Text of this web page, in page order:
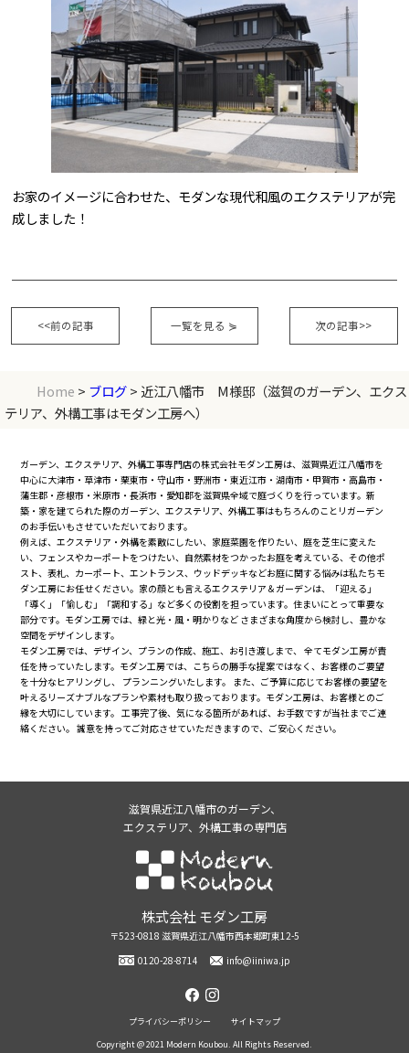
お家のイメージに合わせた、モダンな現代和風のエクステリアが完
成しました！
<<前の記事 次の記事>>
一覧を見る ⋟
Home > ブログ> 近江八幡市 M様邸（滋賀のガーデン、エクス
テリア、外構工事はモダン工房へ）
ガーデン、エクステリア、外構工事専門店の株式会社モダン工房は、滋賀県近江八幡市を
中心に大津市・草津市・栗東市・守山市・野洲市・東近江市・湖南市・甲賀市・高島市・
蒲生郡・彦根市・米原市・長浜市・愛知郡を滋賀県全域で庭づくりを行っています。新
築・家を建てられた際のガーデン、エクステリア、外構工事はもちろんのことリガーデン
のお手伝いもさせていただいております。
例えば、エクステリア・外構を素敵にしたい、家庭菜園を作りたい、庭を芝生に変えた
い、フェンスやカーポートをつけたい、自然素材をつかったお庭を考えている、その他ポ
スト、表札、カーポート、エントランス、ウッドデッキなどお庭に関する悩みは私たちモ
ダン工房にお任せください。家の顔とも言えるエクステリア＆ガーデンは、「迎える」
「導く」「愉しむ」「調和する」など多くの役割を担っています。住まいにとって重要な
部分です。モダン工房では、緑と光・風・明かりなど さまざまな角度から検討し、豊かな
空間をデザインします。
モダン工房では、デザイン、プランの作成、施工、お引き渡しまで、 全てモダン工房が責
任を持っていたします。モダン工房では、こちらの勝手な提案ではなく、お客様のご要望
を十分なヒアリングし、 プランニングいたします。 また、ご予算に応じてお客様の要望を
叶えるリーズナブルなプランや素材も取り扱っております。モダン工房は、お客様とのご
縁を大切にしています。 工事完了後、気になる箇所があれば、お手数ですが当社までご連
絡ください。 誠意を持ってご対応させていただきますので、ご安心ください。
滋賀県近江八幡市のガーデン、
エクステリア、外構工事の専門店
株式会社 モダン工房
〒523-0818 滋賀県近江八幡市西本郷町東12-5
0120-28-8714
info@iiniwa.jp
facebook
プライバシーポリシー
サイトマップ
Copyright @ 2021 Modern Koubou. All Rights Reserved.